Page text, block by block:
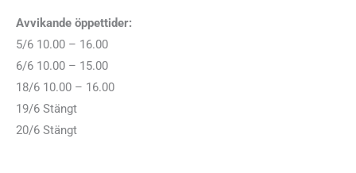
Avvikande öppettider:
5/6 10.00 – 16.00
6/6 10.00 – 15.00
18/6 10.00 – 16.00
19/6 Stängt
20/6 Stängt